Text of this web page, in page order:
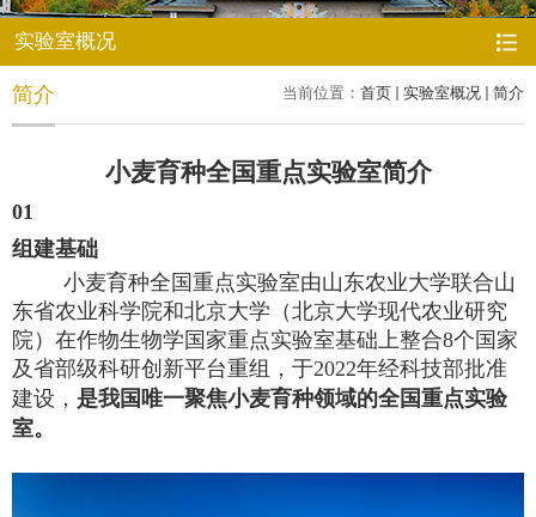
实验室概况
当前位置： 首页 实验室概况 简介
简介
小麦育种全国重点实验室简介
01
组建基础
小麦育种全国重点实验室由山东农业大学联合山
东省农业科学院和北京大学（北京大学现代农业研究
院）在作物生物学国家重点实验室基础上整合8个国家
及省部级科研创新平台重组，于2022年经科技部批准
建设， 是我国唯一聚焦小麦育种领域的全国重点实验
室。